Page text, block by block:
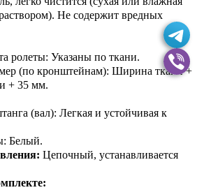
Не содержит вредных
ролеты: Указаны по ткани.
(по кронштейнам): Ширина ткани +
+ 35 мм.
(вал): Легкая и устойчивая к
Белый.
Цепочный, устанавливается